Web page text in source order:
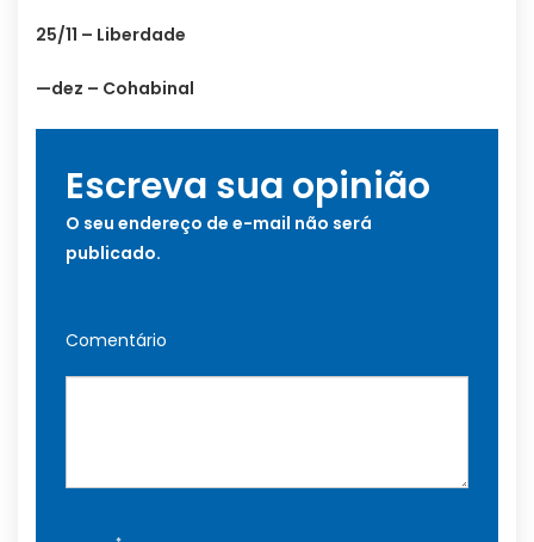
25/11 – Liberdade
—dez – Cohabinal
Escreva sua opinião
O seu endereço de e-mail não será
publicado.
Comentário